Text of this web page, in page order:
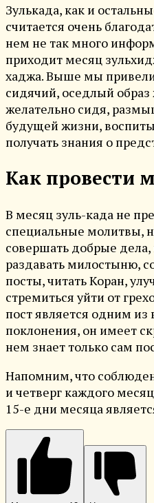
Зулькада, как и
считается очень
нем не так много
приходит месяц
хаджа. Выше мы
сидячий, оседлый образ
желательно сидя,
будущей жизни,
получать знания о
Как провести
В месяц зуль-када не
специальные молитвы,
совершать добрые
раздавать милостыню,
посты, читать Коран,
стремиться уйти от
пост является одним
поклонения, он имеет
нем знает только сам
Напомним, что
и четверг каждого
15-е дни месяца